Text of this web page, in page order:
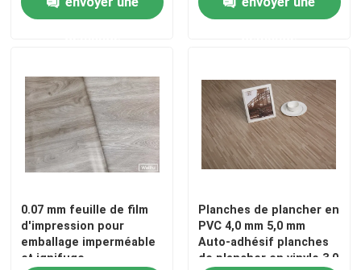
0.07 mm feuille de film
d'impression pour
emballage imperméable
et ignifuge
Planches de plancher en
PVC 4,0 mm 5,0 mm
Auto-adhésif planches
de plancher en vinyle 3,0